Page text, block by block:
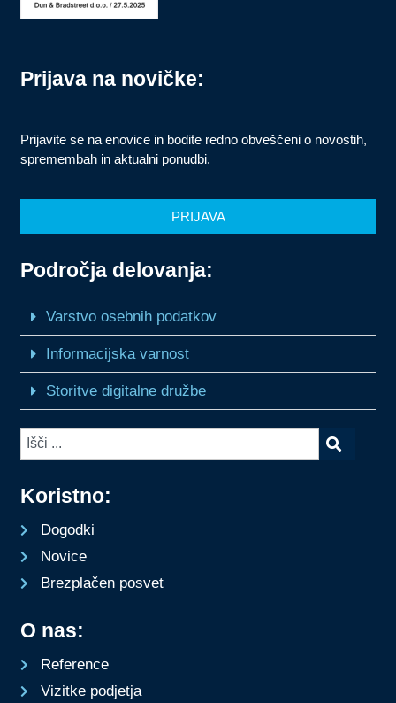
O nas:
Reference
Vizitke podjetja
Koristno:
Dogodki
Novice
Brezplačen posvet
Področja delovanja:
Varstvo osebnih podatkov
Informacijska varnost
Storitve digitalne družbe
Prijava na novičke:
Prijavite se na enovice in bodite redno obveščeni o novostih,
spremembah in aktualni ponudbi.
PRIJAVA